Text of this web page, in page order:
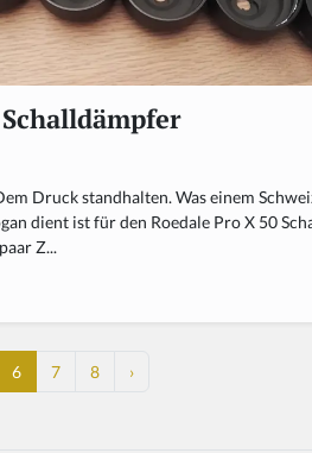
Druck standhalten. Was einem
dient ist für den Roedale Pro X 50
Z...
6 7 8 ›